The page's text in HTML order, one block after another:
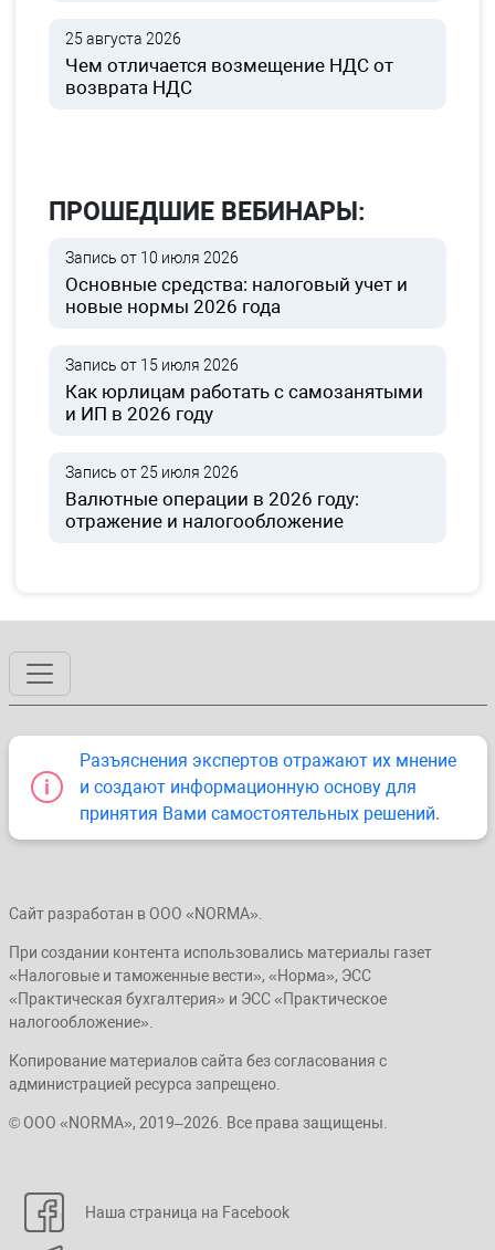
25 августа 2026
Чем отличается возмещение НДС от
возврата НДС
ПРОШЕДШИЕ ВЕБИНАРЫ:
Запись от 10 июля 2026
Основные средства: налоговый учет и
новые нормы 2026 года
Запись от 15 июля 2026
Как юрлицам работать с самозанятыми
и ИП в 2026 году
Запись от 25 июля 2026
Валютные операции в 2026 году:
отражение и налогообложение
Разъяснения экспертов отражают их мнение
и создают информационную основу для
принятия Вами самостоятельных решений.
Сайт разработан в ООО «NORMA».
При создании контента использовались материалы газет
«Налоговые и таможенные вести», «Норма», ЭСС
«Практическая бухгалтерия» и ЭСС «Практическое
налогообложение».
Копирование материалов сайта без согласования с
администрацией ресурса запрещено.
© ООО «NORMA», 2019–2026. Все права защищены.
Наша страница на Facebook